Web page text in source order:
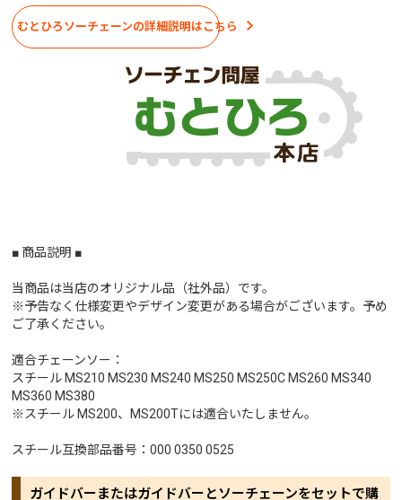
むとひろソーチェーンの詳細説明はこちら
■ 商品説明 ■
当商品は当店のオリジナル品（社外品）です。
※予告なく仕様変更やデザイン変更がある場合がございます。予め
ご了承ください。
適合チェーンソー：
スチール MS210 MS230 MS240 MS250 MS250C MS260 MS340
MS360 MS380
※スチール MS200、MS200Tには適合いたしません。
スチール互換部品番号：000 0350 0525
ガイドバーまたはガイドバーとソーチェーンをセットで購